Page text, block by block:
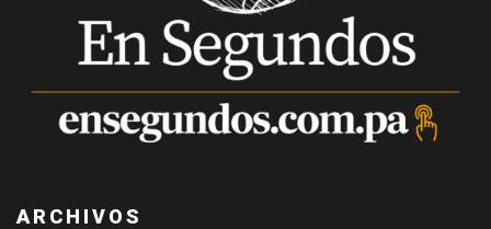
ARCHIVOS